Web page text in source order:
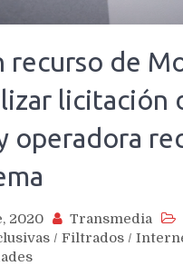
recurso de
licitación
operadora
2020
Transmedia
/ Filtrados /